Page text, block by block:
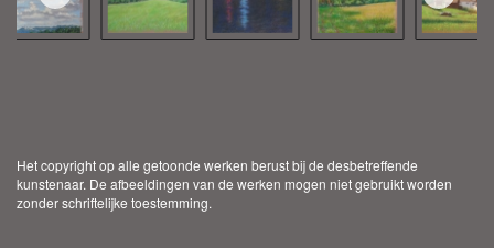
Het copyright op alle getoonde werken berust bij de desbetreffende
kunstenaar. De afbeeldingen van de werken mogen niet gebruikt worden
zonder schriftelijke toestemming.